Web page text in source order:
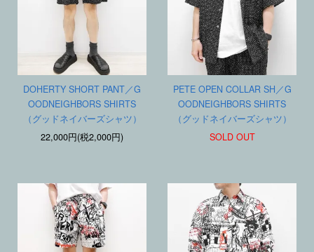
DOHERTY SHORT PANT／G
OODNEIGHBORS SHIRTS
（グッドネイバーズシャツ）
22,000円(税2,000円)
PETE OPEN COLLAR SH／G
OODNEIGHBORS SHIRTS
（グッドネイバーズシャツ）
SOLD OUT